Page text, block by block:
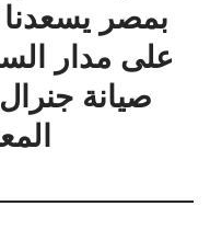
بمصر يسعدنا
على مدار
صيانة جنرال